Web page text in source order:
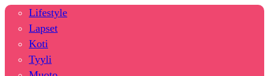
Lifestyle
Lapset
Koti
Tyyli